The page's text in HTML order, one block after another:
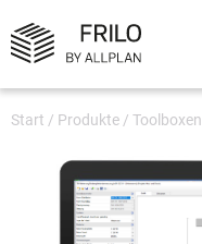
Start / Produkte / Toolboxen